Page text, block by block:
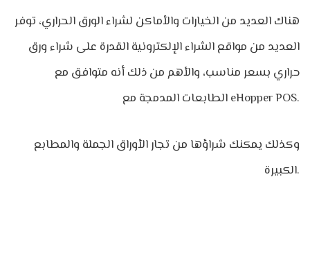
هناك العديد من الخيارات والأماكن لشراء الورق الحراري، توفر
العديد من مواقع الشراء الإلكترونية القدرة على شراء ورق
حراري بسعر مناسب، والأهم من ذلك أنه متوافق مع
الطابعات المدمجة مع eHopper POS.
وكذلك يمكنك شراؤها من تجار الأوراق الجملة والمطابع
الكبيرة.